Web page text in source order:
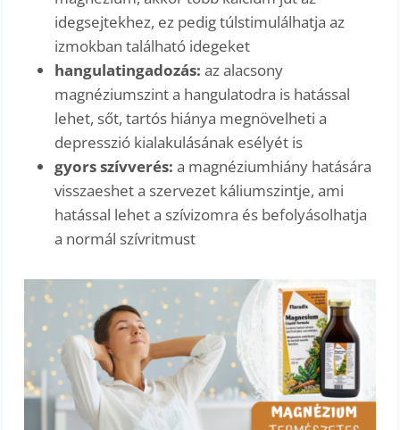
idegsejtekhez, ez pedig túlstimulálhatja az
izmokban található idegeket
hangulatingadozás: az alacsony
magnéziumszint a hangulatodra is hatással
lehet, sőt, tartós hiánya megnövelheti a
depresszió kialakulásának esélyét is
gyors szívverés:a magnéziumhiány hatására
visszaeshet a szervezet káliumszintje, ami
hatással lehet a szívizomra és befolyásolhatja
a normál szívritmust